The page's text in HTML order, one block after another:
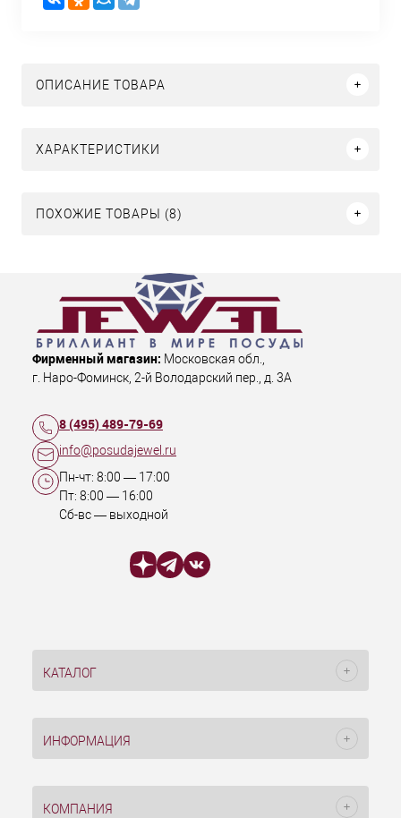
ОПИСАНИЕ ТОВАРА
ХАРАКТЕРИСТИКИ
ПОХОЖИЕ ТОВАРЫ (8)
Фирменный магазин: Московская обл.,
г. Наро-Фоминск, 2-й Володарский пер., д. 3А
8 (495) 489-79-69
info@posudajewel.ru
Пн-чт: 8:00 — 17:00
Пт: 8:00 — 16:00
Сб-вс — выходной
КАТАЛОГ
ИНФОРМАЦИЯ
КОМПАНИЯ